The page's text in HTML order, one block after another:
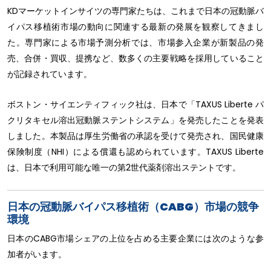
KDマーケットインサイツの専門家たちは、これまで日本の冠動脈バ
イパス移植術市場の動向に関連する最新の発展を観察してきまし
た。専門家による市場予測分析では、市場参入企業が新製品の発
売、合併・買収、提携など、数多くの主要戦略を採用していること
が記録されています。
ボストン・サイエンティフィック社は、日本で「TAXUS Liberte パ
クリタキセル溶出冠動脈ステントシステム」を発売したことを発表
しました。本製品は厚生労働省の承認を受けて発売され、国民健康
保険制度（NHI）による償還も認められています。TAXUS Liberte
は、日本で利用可能な唯一の第2世代薬剤溶出ステントです。
日本の冠動脈バイパス移植術（CABG）市場の競争
環境
日本のCABG市場シェアの上位を占める主要企業には次のような参
加者がいます。